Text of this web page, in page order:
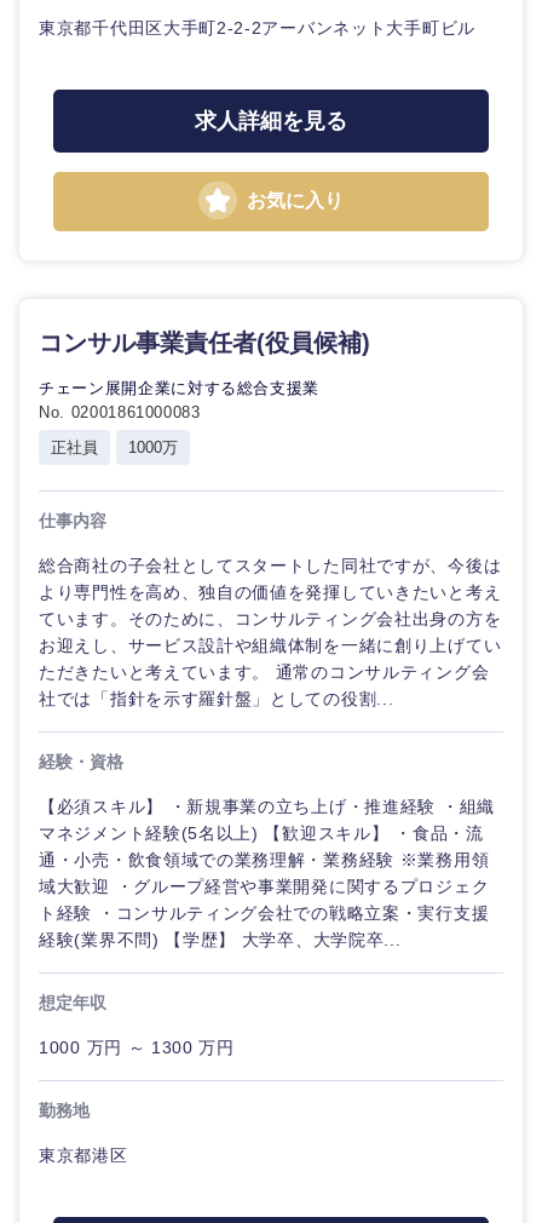
福岡県 佐賀県
長崎県
東京都千代田区大手町2-2-2アーバンネット大手町ビル
求人詳細を見る
お気に入り
コンサル事業責任者(役員候補)
チェーン展開企業に対する総合支援業
No. 02001861000083
正社員
1000万
仕事内容
総合商社の子会社としてスタートした同社ですが、今後は
より専門性を高め、独自の価値を発揮していきたいと考え
ています。そのために、コンサルティング会社出身の方を
お迎えし、サービス設計や組織体制を一緒に創り上げてい
ただきたいと考えています。 通常のコンサルティング会
社では「指針を示す羅針盤」としての役割...
経験・資格
【必須スキル】 ・新規事業の立ち上げ・推進経験 ・組織
マネジメント経験(5名以上) 【歓迎スキル】 ・食品・流
通・小売・飲食領域での業務理解・業務経験 ※業務用領
域大歓迎 ・グループ経営や事業開発に関するプロジェク
ト経験 ・コンサルティング会社での戦略立案・実行支援
経験(業界不問) 【学歴】 大学卒、大学院卒...
想定年収
1000 万円 ～ 1300 万円
勤務地
東京都港区